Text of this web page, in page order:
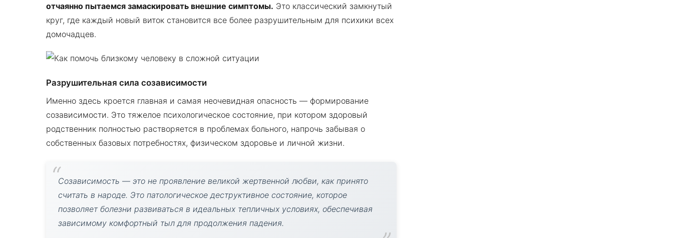
отчаянно пытаемся замаскировать внешние симптомы. Это классический замкнутый
круг, где каждый новый виток становится все более разрушительным для психики всех
домочадцев.
Разрушительная сила созависимости
Именно здесь кроется главная и самая неочевидная опасность — формирование
созависимости. Это тяжелое психологическое состояние, при котором здоровый
родственник полностью растворяется в проблемах больного, напрочь забывая о
собственных базовых потребностях, физическом здоровье и личной жизни.
Созависимость — это не проявление великой жертвенной любви, как принято
считать в народе. Это патологическое деструктивное состояние, которое
позволяет болезни развиваться в идеальных тепличных условиях, обеспечивая
зависимому комфортный тыл для продолжения падения.